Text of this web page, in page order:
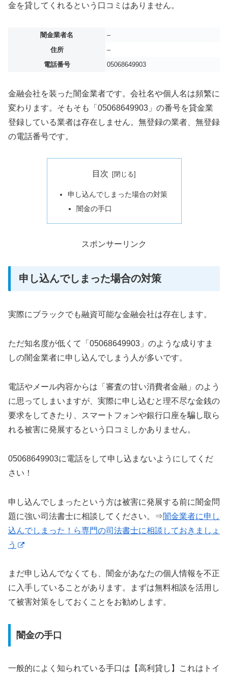
金を貸してくれるという口コミはありません。
闇金業者名
–
住所
–
電話番号
05068649903
金融会社を装った闇金業者です。会社名や個人名は頻繁に
変わります。そもそも「05068649903」の番号を貸金業
登録している業者は存在しません。無登録の業者、無登録
の電話番号です。
目次
申し込んでしまった場合の対策
闇金の手口
スポンサーリンク
申し込んでしまった場合の対策
実際にブラックでも融資可能な金融会社は存在します。
ただ知名度が低くて「05068649903」のような成りすま
しの闇金業者に申し込んでしまう人が多いです。
電話やメール内容からは「審査の甘い消費者金融」のよう
に思ってしまいますが、実際に申し込むと理不尽な金銭の
要求をしてきたり、スマートフォンや銀行口座を騙し取ら
れる被害に発展するという口コミしかありません。
05068649903に電話をして申し込まないようにしてくだ
さい！
申し込んでしまったという方は被害に発展する前に闇金問
題に強い司法書士に相談してください。⇒闇金業者に申し
込んでしまった！ら専門の司法書士に相談しておきましょ
う
まだ申し込んでなくても、闇金があなたの個人情報を不正
に入手していることがあります。まずは無料相談を活用し
て被害対策をしておくことをお勧めします。
闇金の手口
一般的によく知られている手口は【高利貸し】これはトイ